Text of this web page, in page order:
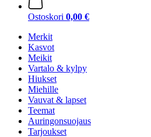
Ostoskori 0,00 €
Merkit
Kasvot
Meikit
Vartalo & kylpy
Hiukset
Miehille
Vauvat & lapset
Teemat
Auringonsuojaus
Tarjoukset